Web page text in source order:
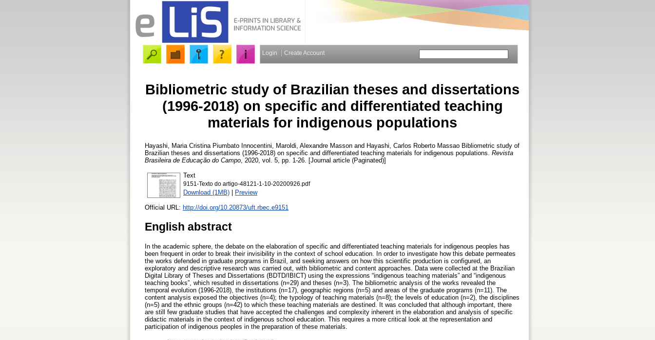
Login Create Account
Bibliometric study of Brazilian theses and dissertations
(1996-2018) on specific and differentiated teaching
materials for indigenous populations
Hayashi, Maria Cristina Piumbato Innocentini Maroldi, Alexandre Masson and Hayashi, Carlos Roberto Massao Bibliometric study of
Brazilian theses and dissertations (1996-2018) on specific and differentiated teaching materials for indigenous populations. Revista
Brasileira de Educação do Campo , 2020, vol. 5, pp. 1-26. [Journal article (Paginated)]
Text
9151-Texto do artigo-48121-1-10-20200926.pdf
Download (1MB) | Preview
Official URL: http://doi.org/10.20873/uft.rbec.e9151
English abstract
In the academic sphere, the debate on the elaboration of specific and differentiated teaching materials for indigenous peoples has
been frequent in order to break their invisibility in the context of school education. In order to investigate how this debate permeates
the works defended in graduate programs in Brazil, and seeking answers on how this scientific production is configured, an
exploratory and descriptive research was carried out, with bibliometric and content approaches. Data were collected at the Brazilian
Digital Library of Theses and Dissertations (BDTD/IBICT) using the expressions “indigenous teaching materials” and “indigenous
teaching books”, which resulted in dissertations (n=29) and theses (n=3). The bibliometric analysis of the works revealed the
temporal evolution (1996-2018), the institutions (n=17), geographic regions (n=5) and areas of the graduate programs (n=11). The
content analysis exposed the objectives (n=4); the typology of teaching materials (n=8); the levels of education (n=2), the disciplines
(n=5) and the ethnic groups (n=42) to which these teaching materials are destined. It was concluded that although important, there
are still few graduate studies that have accepted the challenges and complexity inherent in the elaboration and analysis of specific
didactic materials in the context of indigenous school education. This requires a more critical look at the representation and
participation of indigenous peoples in the preparation of these materials.